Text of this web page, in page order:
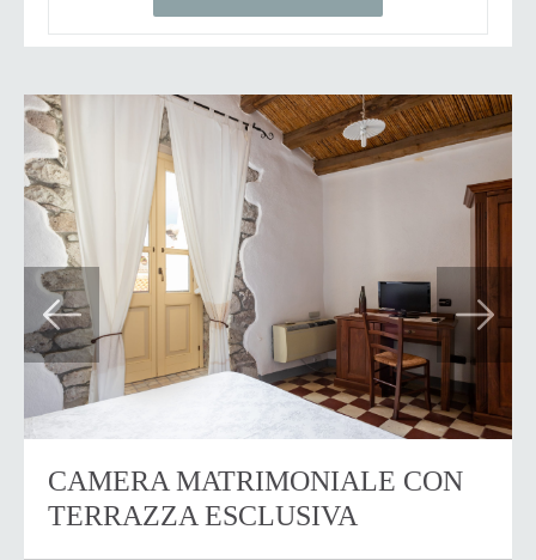
Previous Next
CAMERA MATRIMONIALE CON
TERRAZZA ESCLUSIVA